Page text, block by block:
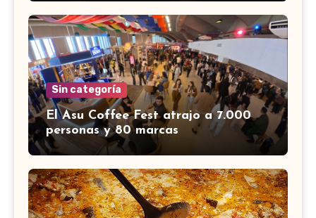
Sin categoría
El Asu Coffee Fest atrajo a 7.000
personas y 80 marcas